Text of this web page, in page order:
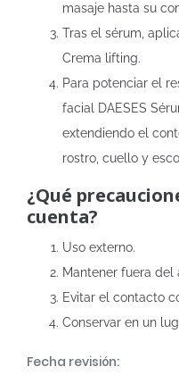
masaje hasta su
Tras el sérum,
Crema lifting.
Para potenciar el
facial DAESES
extendiendo el
rostro, cuello y
¿Qué
cuenta?
Uso externo.
Mantener fuera del
Evitar el contacto
Conservar en un
Fecha revisión: